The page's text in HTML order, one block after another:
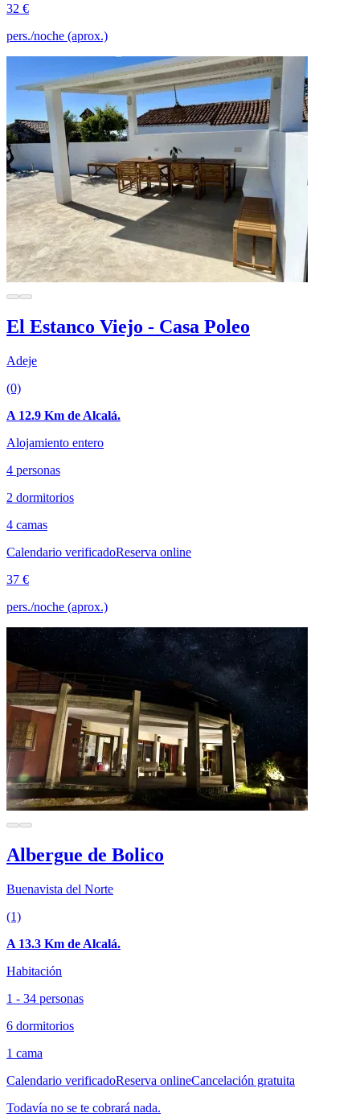
32 €
pers./noche (aprox.)
El Estanco Viejo - Casa Poleo
Adeje
(0)
A 12.9 Km de Alcalá.
Alojamiento entero
4 personas
2 dormitorios
4 camas
Calendario verificadoReserva online
37 €
pers./noche (aprox.)
Albergue de Bolico
Buenavista del Norte
(1)
A 13.3 Km de Alcalá.
Habitación
1 - 34 personas
6 dormitorios
1 cama
Calendario verificadoReserva onlineCancelación gratuita
Todavía no se te cobrará nada.